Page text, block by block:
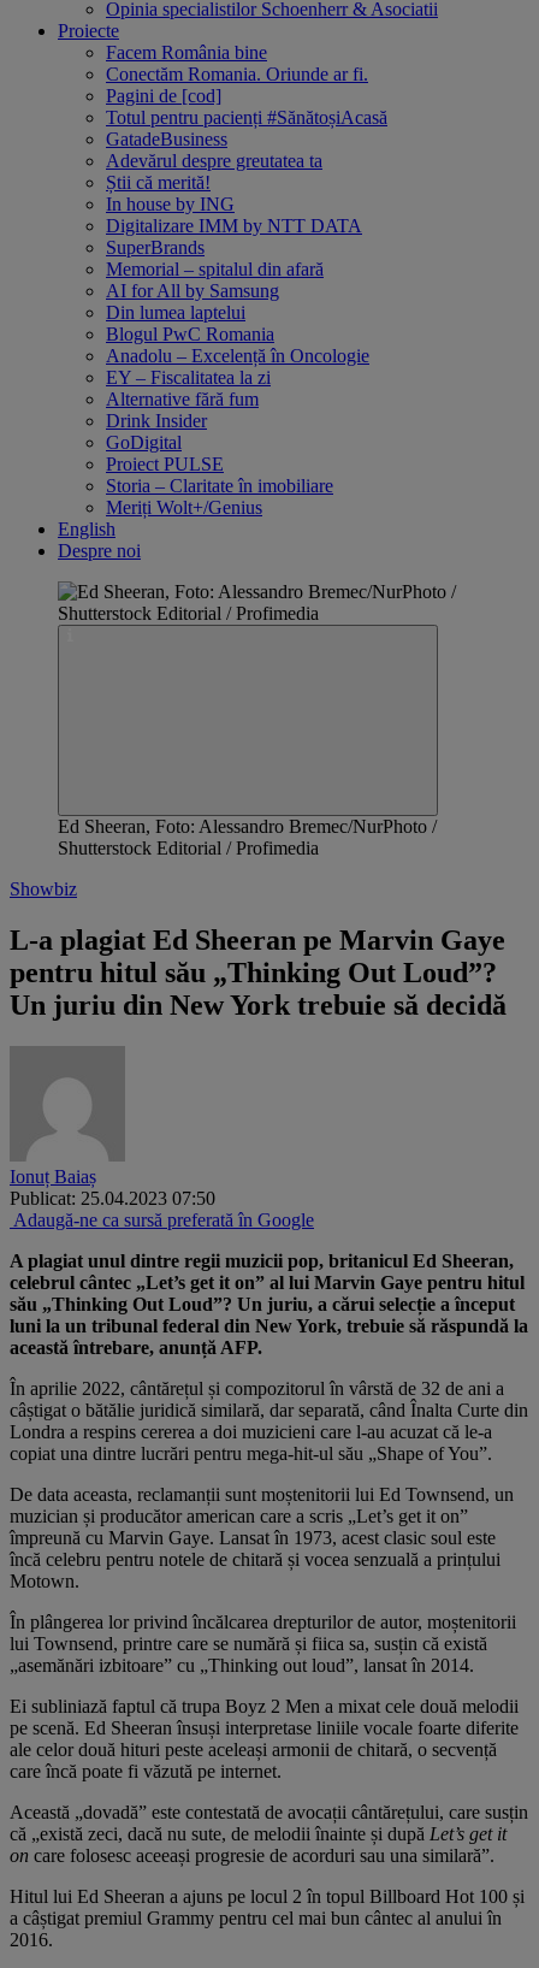
Opinia specialistilor Schoenherr & Asociatii
Proiecte
Facem România bine
Conectăm Romania. Oriunde ar fi.
Pagini de [cod]
Totul pentru pacienți #SănătoșiAcasă
GatadeBusiness
Adevărul despre greutatea ta
Știi că merită!
In house by ING
Digitalizare IMM by NTT DATA
SuperBrands
Memorial – spitalul din afară
AI for All by Samsung
Din lumea laptelui
Blogul PwC Romania
Anadolu – Excelență în Oncologie
EY – Fiscalitatea la zi
Alternative fără fum
Drink Insider
GoDigital
Proiect PULSE
Storia – Claritate în imobiliare
Meriți Wolt+/Genius
English
Despre noi
Ed Sheeran, Foto: Alessandro Bremec/NurPhoto /
Shutterstock Editorial / Profimedia
Showbiz
L-a plagiat Ed Sheeran pe Marvin Gaye
pentru hitul său „Thinking Out Loud”?
Un juriu din New York trebuie să decidă
Ionuț Baiaș
Publicat: 25.04.2023 07:50
Adaugă-ne ca sursă preferată în Google
A plagiat unul dintre regii muzicii pop, britanicul Ed Sheeran,
celebrul cântec „Let’s get it on” al lui Marvin Gaye pentru hitul
său „Thinking Out Loud”? Un juriu, a cărui selecție a început
luni la un tribunal federal din New York, trebuie să răspundă la
această întrebare, anunță AFP.
În aprilie 2022, cântărețul și compozitorul în vârstă de 32 de ani a
câștigat o bătălie juridică similară, dar separată, când Înalta Curte din
Londra a respins cererea a doi muzicieni care l-au acuzat că le-a
copiat una dintre lucrări pentru mega-hit-ul său „Shape of You”.
De data aceasta, reclamanții sunt moștenitorii lui Ed Townsend, un
muzician și producător american care a scris „Let’s get it on”
împreună cu Marvin Gaye. Lansat în 1973, acest clasic soul este
încă celebru pentru notele de chitară și vocea senzuală a prințului
Motown.
În plângerea lor privind încălcarea drepturilor de autor, moștenitorii
lui Townsend, printre care se numără și fiica sa, susțin că există
„asemănări izbitoare” cu „Thinking out loud”, lansat în 2014.
Ei subliniază faptul că trupa Boyz 2 Men a mixat cele două melodii
pe scenă. Ed Sheeran însuși interpretase liniile vocale foarte diferite
ale celor două hituri peste aceleași armonii de chitară, o secvență
care încă poate fi văzută pe internet.
Această „dovadă” este contestată de avocații cântărețului, care susțin
că „există zeci, dacă nu sute, de melodii înainte și după Let’s get it
on care folosesc aceeași progresie de acorduri sau una similară”.
Hitul lui Ed Sheeran a ajuns pe locul 2 în topul Billboard Hot 100 și
a câștigat premiul Grammy pentru cel mai bun cântec al anului în
2016.